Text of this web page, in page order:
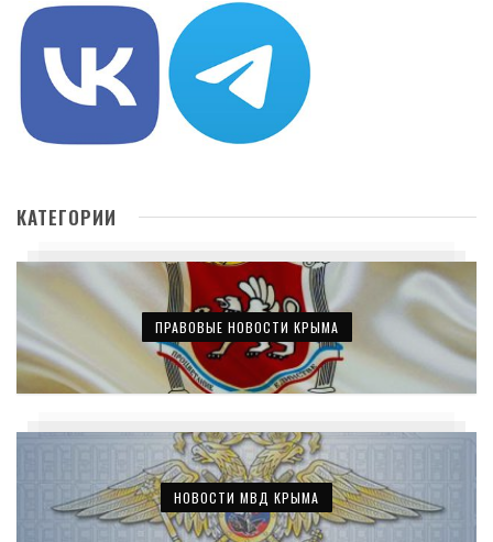
КАТЕГОРИИ
ПРАВОВЫЕ НОВОСТИ КРЫМА
НОВОСТИ МВД КРЫМА